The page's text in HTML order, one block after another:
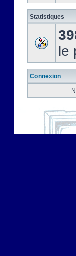
Statistiques
le
Connexion